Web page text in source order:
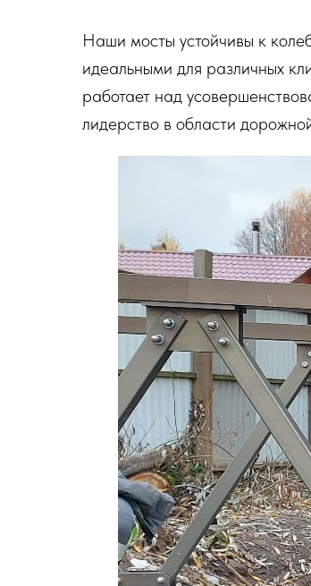
Наши мосты устойчивы к
идеальными для различных
работает над
лидерство в области